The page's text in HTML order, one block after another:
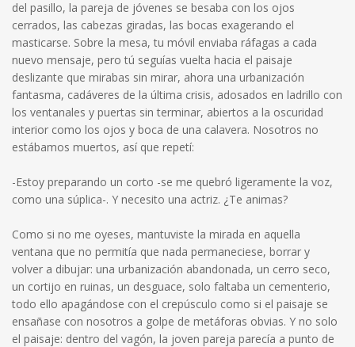
del pasillo, la pareja de jóvenes se besaba con los ojos
cerrados, las cabezas giradas, las bocas exagerando el
masticarse. Sobre la mesa, tu móvil enviaba ráfagas a cada
nuevo mensaje, pero tú seguías vuelta hacia el paisaje
deslizante que mirabas sin mirar, ahora una urbanización
fantasma, cadáveres de la última crisis, adosados en ladrillo con
los ventanales y puertas sin terminar, abiertos a la oscuridad
interior como los ojos y boca de una calavera. Nosotros no
estábamos muertos, así que repetí:
-Estoy preparando un corto -se me quebró ligeramente la voz,
como una súplica-. Y necesito una actriz. ¿Te animas?
Como si no me oyeses, mantuviste la mirada en aquella
ventana que no permitía que nada permaneciese, borrar y
volver a dibujar: una urbanización abandonada, un cerro seco,
un cortijo en ruinas, un desguace, solo faltaba un cementerio,
todo ello apagándose con el crepúsculo como si el paisaje se
ensañase con nosotros a golpe de metáforas obvias. Y no solo
el paisaje: dentro del vagón, la joven pareja parecía a punto de